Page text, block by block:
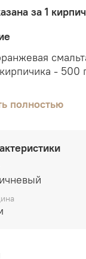
за 1
- 500
.
(серый или
устройств.
полностью